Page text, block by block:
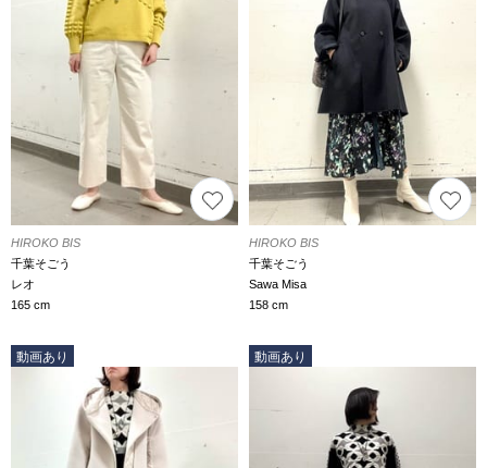
HIROKO BIS
千葉そごう
レオ
165 cm
HIROKO BIS
千葉そごう
Sawa Misa
158 cm
動画あり 動画あり